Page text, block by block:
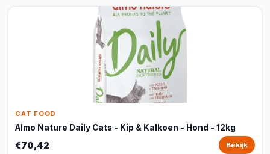
CAT FOOD
Almo Nature Daily Cats - Kip & Kalkoen - Hond - 12kg
€70,42 Bekijk